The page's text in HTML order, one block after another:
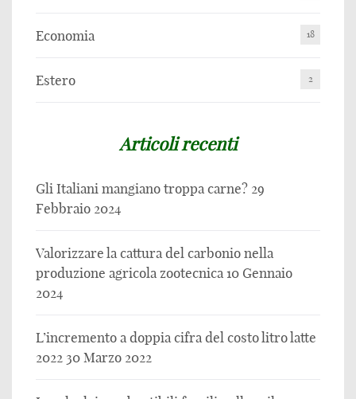
Economia 18
Estero 2
Articoli recenti
Gli Italiani mangiano troppa carne? 29
Febbraio 2024
Valorizzare la cattura del carbonio nella
produzione agricola zootecnica 10 Gennaio
2024
L’incremento a doppia cifra del costo litro latte
2022 30 Marzo 2022